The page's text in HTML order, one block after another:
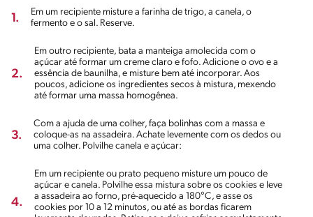
1.
Em um recipiente misture a farinha de trigo, a canela, o
fermento e o sal. Reserve.
2.
Em outro recipiente, bata a manteiga amolecida com o
açúcar até formar um creme claro e fofo. Adicione o ovo e a
essência de baunilha, e misture bem até incorporar. Aos
poucos, adicione os ingredientes secos à mistura, mexendo
até formar uma massa homogênea.
3.
Com a ajuda de uma colher, faça bolinhas com a massa e
coloque-as na assadeira. Achate levemente com os dedos ou
uma colher. Polvilhe canela e açúcar:
4.
Em um recipiente ou prato pequeno misture um pouco de
açúcar e canela. Polvilhe essa mistura sobre os cookies e leve
a assadeira ao forno, pré-aquecido a 180°C, e asse os
cookies por 10 a 12 minutos, ou até as bordas ficarem